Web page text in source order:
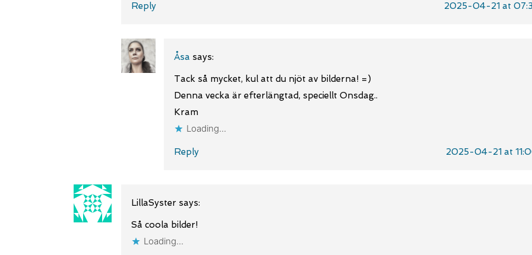
Reply 2025-04-21 at
Åsa says:
Tack så mycket, kul att du njöt av bilderna! =)
Denna vecka är efterlängtad, speciellt Onsdag..
Kram
Loading...
Reply 2025-04-21 at
LillaSyster says:
Så coola bilder!
Loading...